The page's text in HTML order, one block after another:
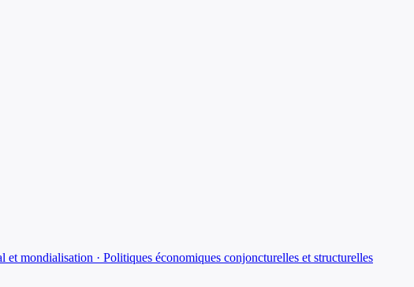
mondialisation · Politiques économiques conjoncturelles et structurelles